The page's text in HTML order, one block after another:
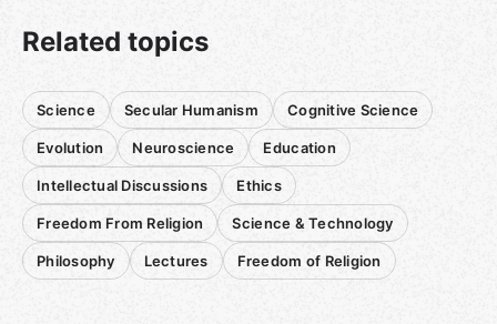
Related topics
Science Secular Humanism Cognitive Science
Evolution Neuroscience Education
Intellectual Discussions Ethics
Freedom From Religion Science & Technology
Philosophy Lectures Freedom of Religion